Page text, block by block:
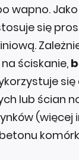
wapno.
się
ściskanie,
się
lub ścian